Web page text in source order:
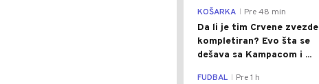
KOŠARKA Pre 48 min
Da li je tim Crvene zvezde
kompletiran? Evo šta se
dešava sa Kampacom i ...
FUDBAL Pre 1 h